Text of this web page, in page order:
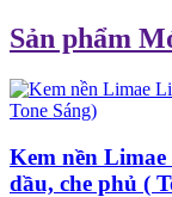
Sản phẩm
Kem nền
dầu, che phủ (